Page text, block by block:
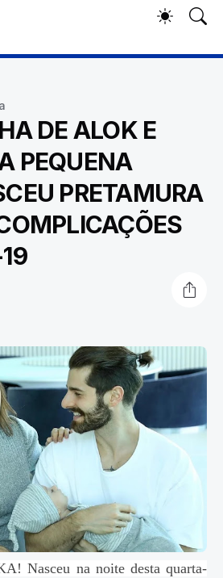
DE ALOK E
PEQUENA
PRETAMURA
Nasceu na noite desta quarta-